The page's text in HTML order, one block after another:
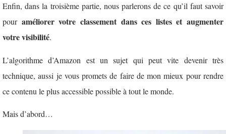
Enfin, dans la troisième partie, nous parlerons de ce qu’il faut savoir
pour améliorer votre classement dans ces listeset augmenter
votre visibilité.
L’algorithme d’Amazon est un sujet qui peut vite devenir très
technique, aussi je vous promets de faire de mon mieux pour rendre
ce contenu le plus accessible possible à tout le monde.
Mais d’abord…